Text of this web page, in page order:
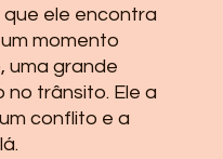
que ele encontra
um momento
uma grande
no trânsito. Ele a
conflito e a